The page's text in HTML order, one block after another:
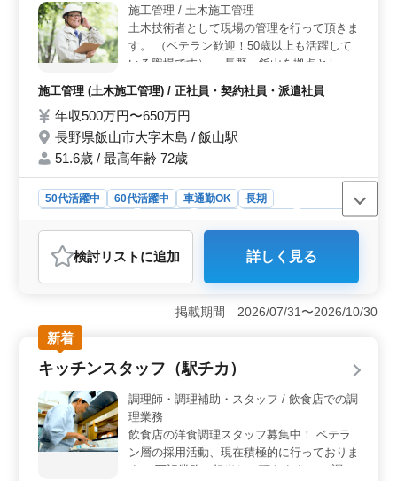
により、仕事とプライベートの両立が図れます。 ＜
事業内容＞ 税務コンサルティングを主軸とする企業で
す。組織規模は1,000人規模で、平均年齢は42.7歳、最高
年齢66歳と中高年の方が活躍されています。新潟県上越
広がっています。
施工管理 / 土木施工管理
土木技術者として現場の管理を行って頂きま
す。 （ベテラン歓迎！50歳以上も活躍して
いる職場です） ・長野、飯山を拠点とし、
民間（病院、店舗、住宅）までの工事を行っ
ています。 ・官公庁、民間ともに表彰実績
多数あります。 ※公共事業での現場代理人
等経験者優遇。
施工管理 (土木施工管理) / 正社員・契約社員・派遣社員
年収500万円〜650万円
長野県飯山市大字木島 / 飯山駅
51.6歳 / 最高年齢 72歳
50代活躍中 60代活躍中 車通勤OK
長期
派遣社員
おすすめポイント
＜仕事の環境＞ 職場では、ベテランが多く活躍してい
るため、経験豊富な同僚から学ぶこともできます。ま
た、残業が少ないので、仕事後の自由時間を大切にでき
ます。 ＜職務の詳細＞ 公共及び民間案件の施工管
理業務を担当します。道路、河川、学校などの多岐にわ
たるプロジェクトに携わり、専門スキルをさらに磨くこ
とが可能です。表彰経験も豊富な企業で、実力を発揮し
活躍してみませんか。 ＜通勤の利便性と福利厚生
＞ 車通勤が可能で、通勤手当も支給されるため、交通
の便は良好です。また、社会保険完備等の福利厚生が充
実しており、長期で安心して働くことができます。休日
検討リスト に追加 詳しく見る
掲載期間 2026/07/31〜2026/10/30
新着
キッチンスタッフ（駅チカ）
調理師・調理補助・スタッフ / 飲食店での調
理業務
飲食店の洋食調理スタッフ募集中！ ベテラ
ン層の採用活動、現在積極的に行っておりま
す。 下記業務を担当して頂きます。 ・調理